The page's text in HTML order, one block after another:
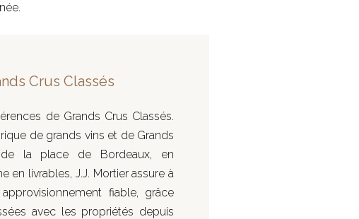
Crus Classés
de Grands Crus Classés.
de grands vins et de Grands
de la place de Bordeaux, en
en livrables, J.J. Mortier assure à
fiable, grâce
avec les propriétés depuis